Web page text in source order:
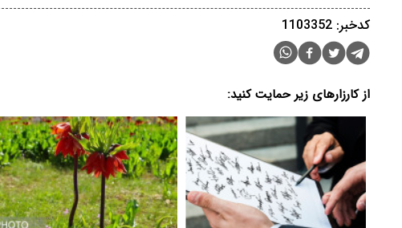
کدخبر: 1103352
از کارزارهای زیر حمایت کنید: